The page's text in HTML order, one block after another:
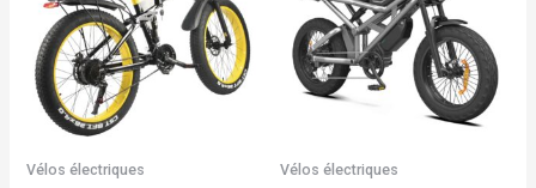
Vélos électriques Vélos électriques